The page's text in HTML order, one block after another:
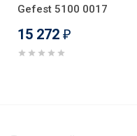
Gefest 5100 0017
15 272 ₽